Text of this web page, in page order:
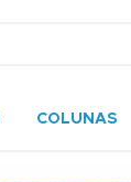
COLUNAS